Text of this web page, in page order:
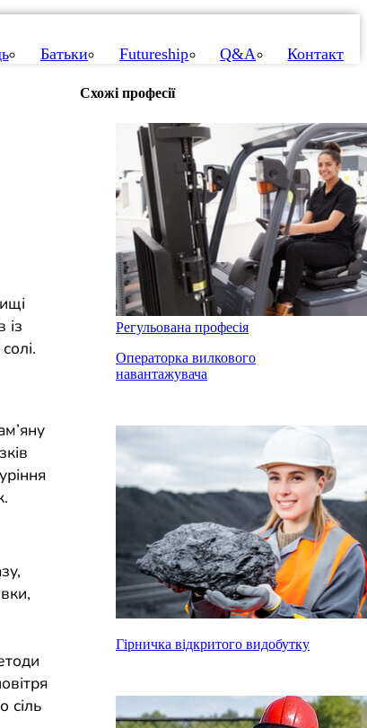
Батьки Futureship Q&A Контакт
із
сіль
Схожі професії
Регульована професія
Операторка вилкового
навантажувача
Гірничка відкритого видобутку